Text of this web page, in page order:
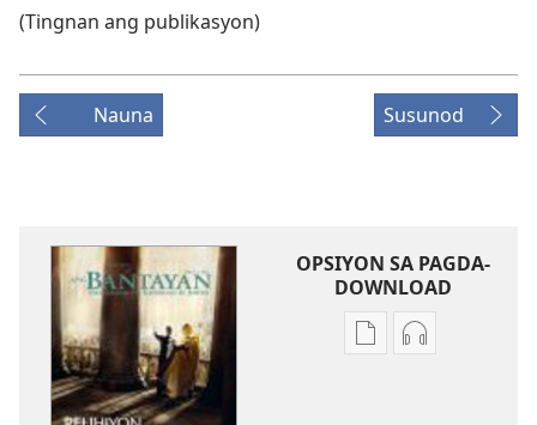
(Tingnan ang publikasyon)
Nauna Susunod
OPSIYON SA PAGDA-
DOWNLOAD
OpsiyonOpsiyon